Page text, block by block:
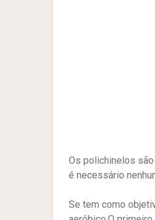
Os polichinelos
é necessário
Se tem como